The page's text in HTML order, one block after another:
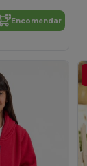
Encomendar